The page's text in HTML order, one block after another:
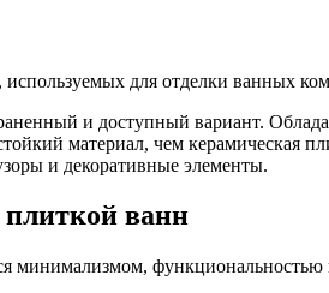
для отделки ванных
и доступный вариант.
материал, чем керамическая
и декоративные элементы.
плиткой ванн
минимализмом,